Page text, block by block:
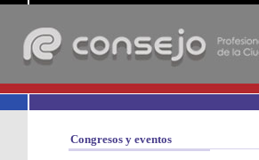
Congresos y eventos